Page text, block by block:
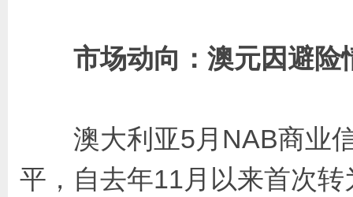
市场动向：澳元因避险
澳大利亚5月NAB商业信
平，自去年11月以来首次